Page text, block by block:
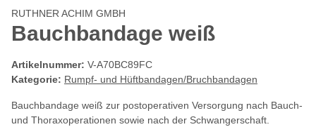
RUTHNER ACHIM GMBH
Bauchbandage weiß
Artikelnummer: V-A70BC89FC
Kategorie: Rumpf- und Hüftbandagen/Bruchbandagen
Bauchbandage weiß zur postoperativen Versorgung nach Bauch-
und Thoraxoperationen sowie nach der Schwangerschaft.